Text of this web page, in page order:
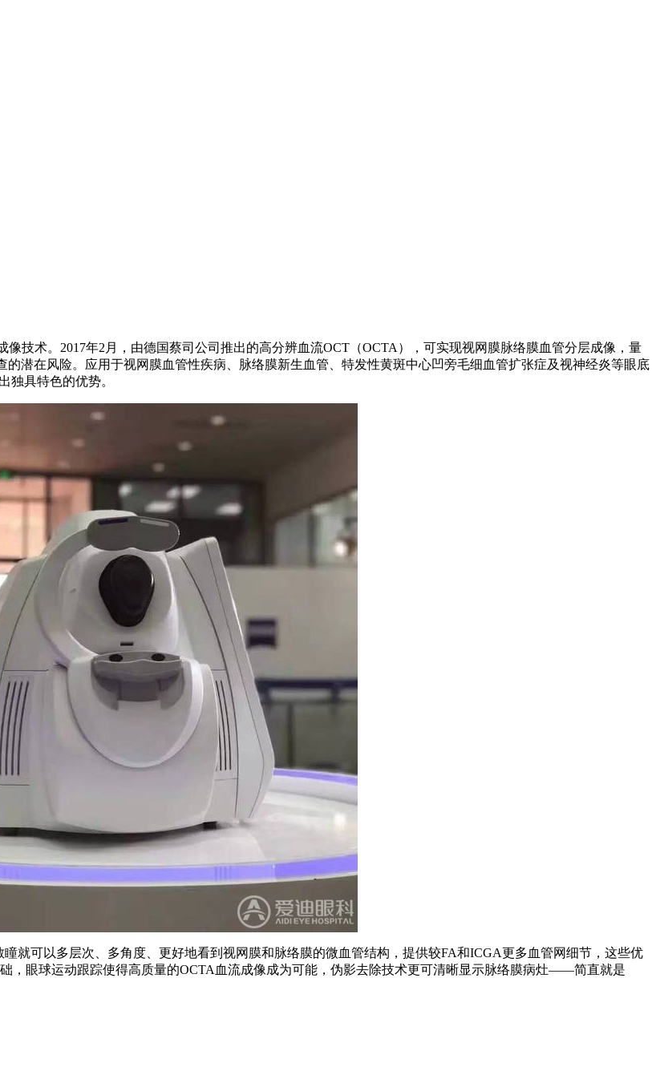
技术。2017年2月，由德国蔡司公司推出的高分辨血流OCT（OCTA），可实现视网膜脉络膜血管分层成像，量
潜在风险。应用于视网膜血管性疾病、脉络膜新生血管、特发性黄斑中心凹旁毛细血管扩张症及视神经炎等眼底
独具特色的优势。
就可以多层次、多角度、更好地看到视网膜和脉络膜的微血管结构，提供较FA和ICGA更多血管网细节，这些优
，眼球运动跟踪使得高质量的OCTA血流成像成为可能，伪影去除技术更可清晰显示脉络膜病灶——简直就是